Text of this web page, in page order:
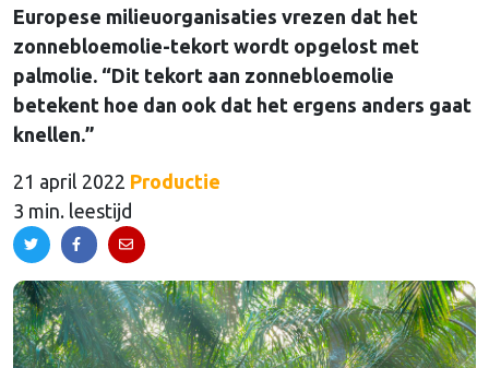
Europese milieuorganisaties vrezen dat het
zonnebloemolie-tekort wordt opgelost met
palmolie. “Dit tekort aan zonnebloemolie
betekent hoe dan ook dat het ergens anders gaat
knellen.”
21 april 2022 Productie
3 min. leestijd